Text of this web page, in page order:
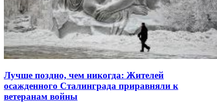
Лучше поздно, чем никогда: Жителей
осажденного Сталинграда приравняли к
ветеранам войны